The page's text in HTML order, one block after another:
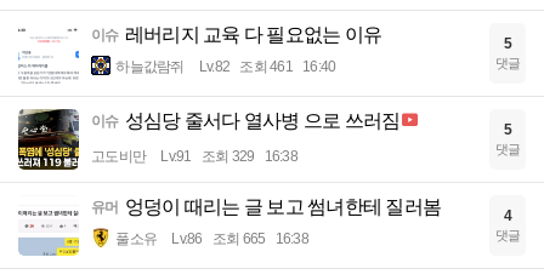
이슈 레버리지 교육 다 필요없는 이유
하늘값람쥐 Lv.82 조회 461 16:40
5
댓글
이슈 성심당 줄서다 열사병 으로 쓰러짐
고도비만 Lv.91 조회 329 16:38
5
댓글
유머 엉덩이 때리는 글 보고 썸녀한테 질러봄
풀소유 Lv.86 조회 665 16:38
4
댓글